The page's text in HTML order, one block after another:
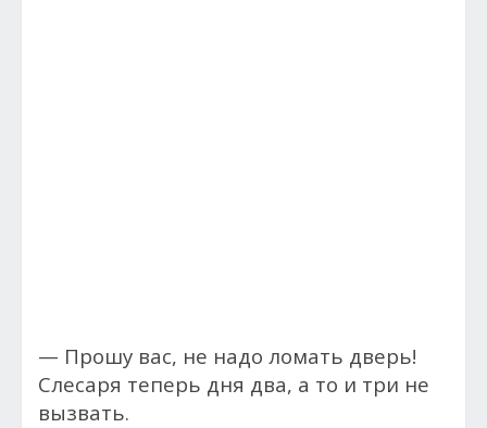
— Прошу вас, не надо ломать дверь!
Слесаря теперь дня два, а то и три не
вызвать.